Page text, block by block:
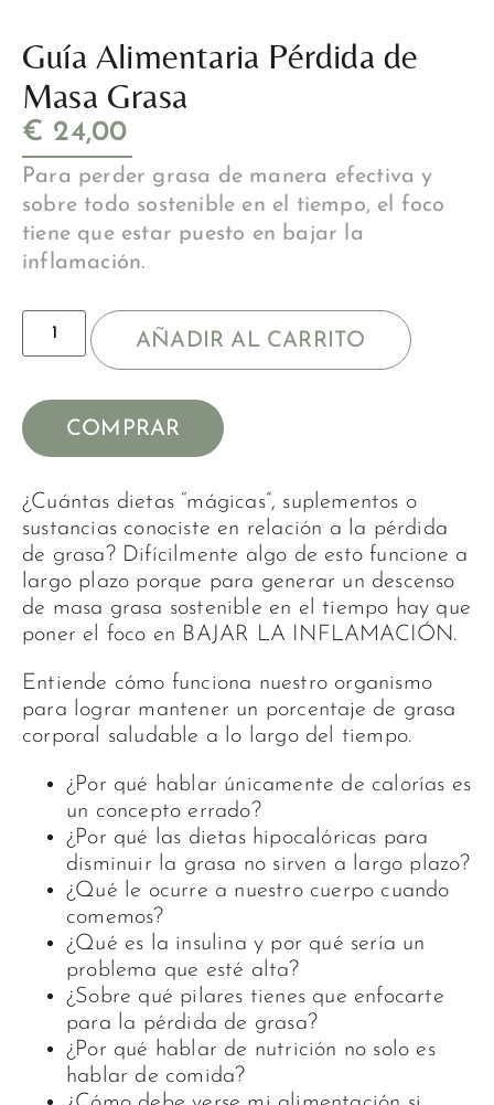
Guía Alimentaria Pérdida de
Masa Grasa
€ 24,00
Para perder grasa de manera efectiva y
sobre todo sostenible en el tiempo, el foco
tiene que estar puesto en bajar la
inflamación.
AÑADIR AL CARRITO
COMPRAR
¿Cuántas dietas “mágicas”, suplementos o
sustancias conociste en relación a la pérdida
de grasa? Difícilmente algo de esto funcione a
largo plazo porque para generar un descenso
de masa grasa sostenible en el tiempo hay que
poner el foco en BAJAR LA INFLAMACIÓN.
Entiende cómo funciona nuestro organismo
para lograr mantener un porcentaje de grasa
corporal saludable a lo largo del tiempo.
¿Por qué hablar únicamente de calorías es
un concepto errado?
¿Por qué las dietas hipocalóricas para
disminuir la grasa no sirven a largo plazo?
¿Qué le ocurre a nuestro cuerpo cuando
comemos?
¿Qué es la insulina y por qué sería un
problema que esté alta?
¿Sobre qué pilares tienes que enfocarte
para la pérdida de grasa?
¿Por qué hablar de nutrición no solo es
hablar de comida?